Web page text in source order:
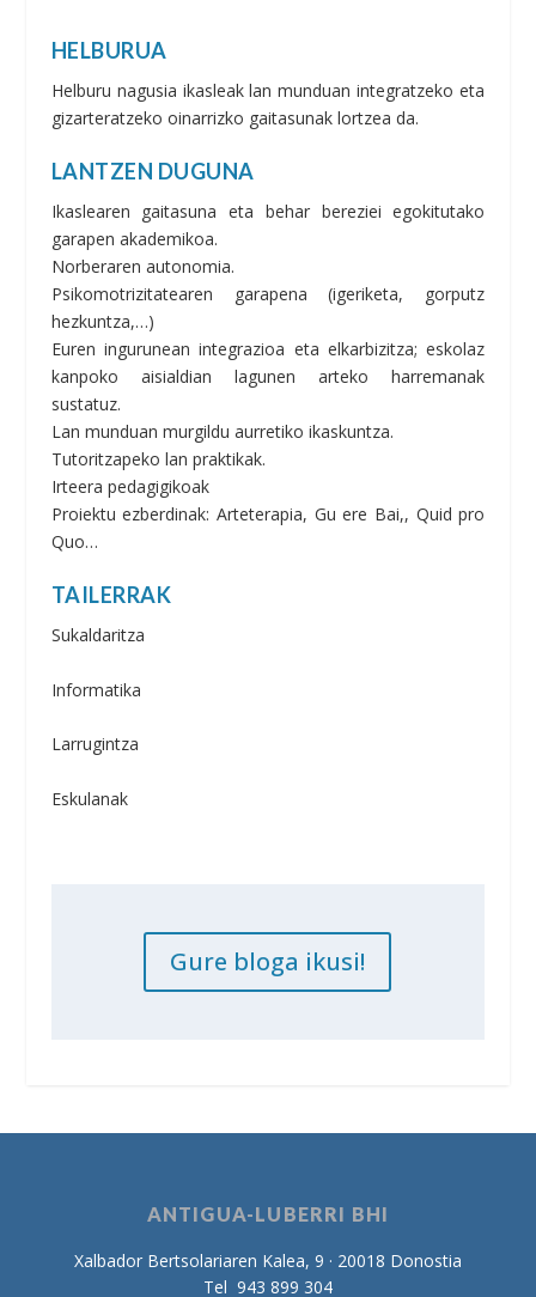
HELBURUA
Helburu nagusia ikasleak lan munduan integratzeko eta
gizarteratzeko oinarrizko gaitasunak lortzea da.
LANTZEN DUGUNA
Ikaslearen gaitasuna eta behar bereziei egokitutako
garapen akademikoa.
Norberaren autonomia.
Psikomotrizitatearen garapena (igeriketa, gorputz
hezkuntza,…)
Euren ingurunean integrazioa eta elkarbizitza; eskolaz
kanpoko aisialdian lagunen arteko harremanak
sustatuz.
Lan munduan murgildu aurretiko ikaskuntza.
Tutoritzapeko lan praktikak.
Irteera pedagigikoak
Proiektu ezberdinak: Arteterapia, Gu ere Bai,, Quid pro
Quo…
TAILERRAK
Sukaldaritza
Informatika
Larrugintza
Eskulanak
Gure bloga ikusi!
ANTIGUA-LUBERRI BHI
Xalbador Bertsolariaren Kalea, 9 · 20018 Donostia
Tel 943 899 304